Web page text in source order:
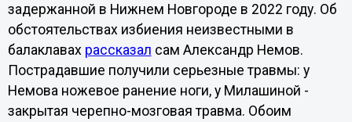
задержанной в Нижнем Новгороде в 2022 году. Об
обстоятельствах избиения неизвестными в
балаклавах рассказал сам Александр Немов.
Пострадавшие получили серьезные травмы: у
Немова ножевое ранение ноги, у Милашиной -
закрытая черепно-мозговая травма. Обоим